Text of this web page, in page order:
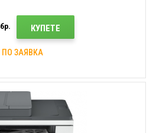
бр. КУПЕТЕ
ПО ЗАЯВКА